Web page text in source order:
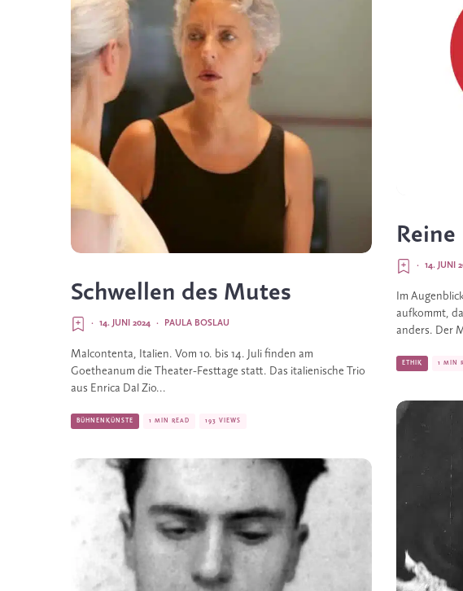
Schwellen des Mutes
PAULA BOSLAU
·
14. JUNI 2024
·
Malcontenta, Italien. Vom 10. bis 14. Juli finden am
Goetheanum die Theater-Festtage statt. Das italienische Trio
aus Enrica Dal Zio...
BÜHNENKÜNSTE 1 MIN READ 193 VIEWS
14. JUNI
·
Im
aufkommt,
anders. Der
ETHIK 1 MIN